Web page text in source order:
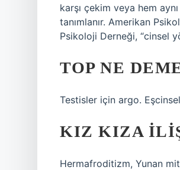
karşı çekim veya hem
tanımlanır. Amerikan
Psikoloji Derneği, “cinsel
TOP NE
Testisler için argo.
KIZ KIZA
Hermafroditizm, Yunan